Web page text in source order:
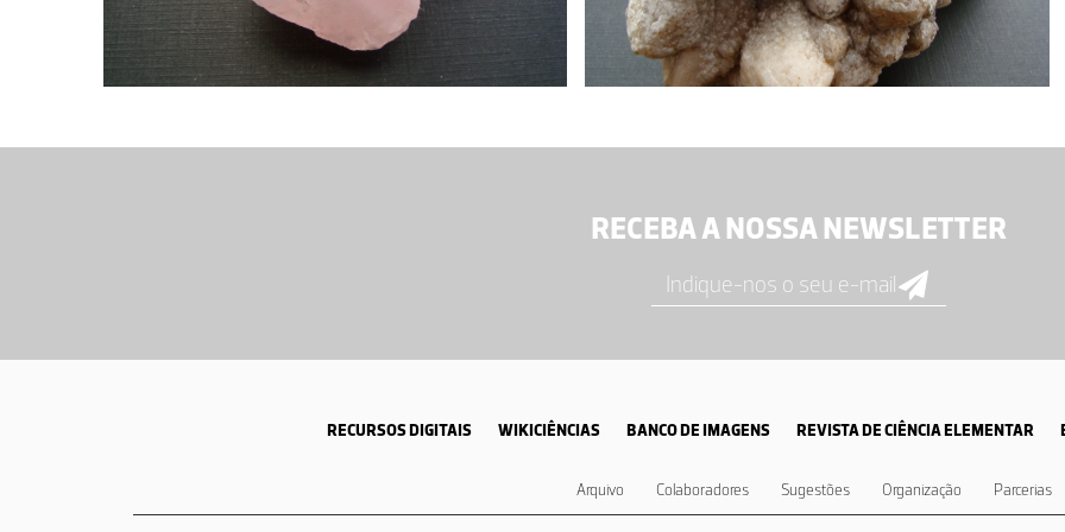
RECEBA A NOSSA NEWSLETTER
RECURSOS DIGITAIS WIKICIÊNCIAS BANCO DE IMAGENS REVISTA DE CIÊNCIA ELEMENTAR
Arquivo Colaboradores Sugestões Organização Parcerias